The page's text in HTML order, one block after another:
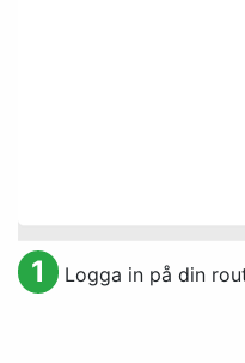
1 Logga in på din